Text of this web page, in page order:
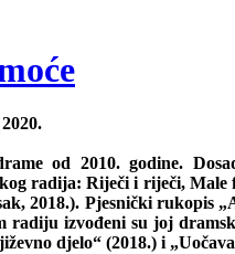
od 2010. godine.
radija: Riječi i riječi,
2018.). Pjesnički
radiju izvođeni su joj
djelo“ (2018.) i